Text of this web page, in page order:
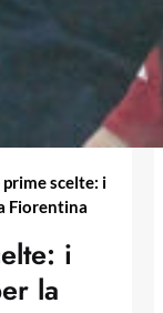
prime scelte: i
Fiorentina
i
la